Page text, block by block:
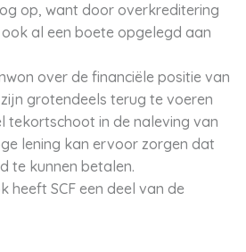
op, want door overkreditering
ook al een boete opgelegd aan
over de financiële positie van
grotendeels terug te voeren
tekortschoot in de naleving van
lening kan ervoor zorgen dat
te kunnen betalen.
heeft SCF een deel van de